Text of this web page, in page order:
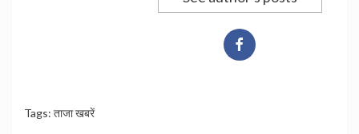
Tags: ताजा खबरें